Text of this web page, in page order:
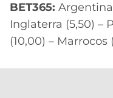
BET365: Argentina
Inglaterra (5,50) –
(10,00) – Marrocos